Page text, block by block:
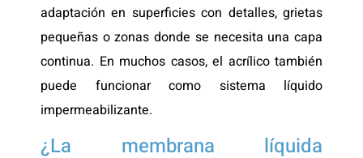
adaptación en superficies con detalles, grietas
pequeñas o zonas donde se necesita una capa
continua. En muchos casos, el acrílico también
puede funcionar como sistema líquido
impermeabilizante.
¿La membrana líquida